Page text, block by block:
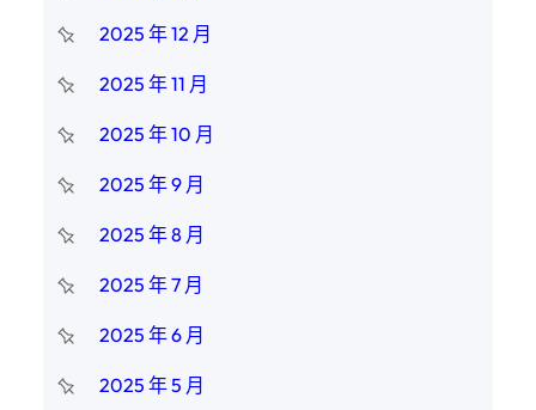
2025 年 12 月
2025 年 11 月
2025 年 10 月
2025 年 9 月
2025 年 8 月
2025 年 7 月
2025 年 6 月
2025 年 5 月